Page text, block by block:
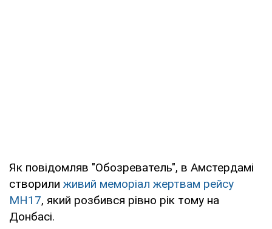
Як повідомляв "Обозреватель", в Амстердамі
створили живий меморіал жертвам рейсу
MH17, який розбився рівно рік тому на
Донбасі.